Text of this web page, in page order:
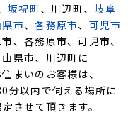
坂祝町、川辺町、 岐阜
市、各務原市、 可児市
、各務原市、可児市、
山県市、川辺町に
住まいのお客様は、
分以内で伺える場所に
定させて頂きます。